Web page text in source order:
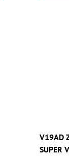
V19AD
SUPER V